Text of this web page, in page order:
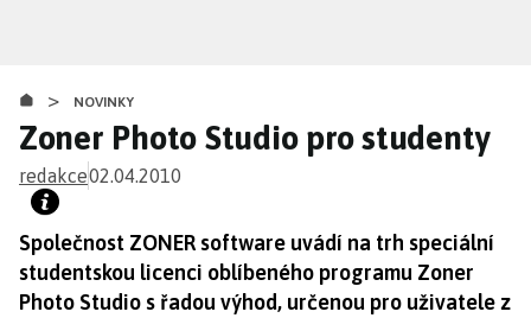
obsahu
> NOVINKY
Zoner Photo Studio pro studenty
redakce02.04.2010
Společnost ZONER software uvádí na trh speciální
studentskou licenci oblíbeného programu Zoner
Photo Studio s řadou výhod, určenou pro uživatele z